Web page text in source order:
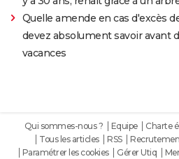
Quelle amende en cas d'excès
devez absolument savoir avant
vacances
Qui sommes-nous ? Equipe Charte
Tous les articles
RSS
Paramétrer les cookies
Gérer Utiq